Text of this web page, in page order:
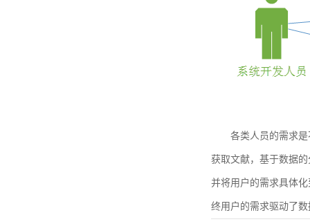
各类人员的需求
获取文献，基于数据
并将用户的需求具体
终用户的需求驱动了